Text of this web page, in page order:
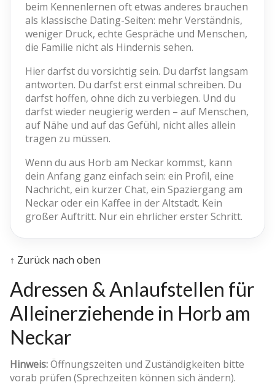
beim Kennenlernen oft etwas anderes brauchen
als klassische Dating-Seiten: mehr Verständnis,
weniger Druck, echte Gespräche und Menschen,
die Familie nicht als Hindernis sehen.
Hier darfst du vorsichtig sein. Du darfst langsam
antworten. Du darfst erst einmal schreiben. Du
darfst hoffen, ohne dich zu verbiegen. Und du
darfst wieder neugierig werden – auf Menschen,
auf Nähe und auf das Gefühl, nicht alles allein
tragen zu müssen.
Wenn du aus Horb am Neckar kommst, kann
dein Anfang ganz einfach sein: ein Profil, eine
Nachricht, ein kurzer Chat, ein Spaziergang am
Neckar oder ein Kaffee in der Altstadt. Kein
großer Auftritt. Nur ein ehrlicher erster Schritt.
↑ Zurück nach oben
Adressen & Anlaufstellen für
Alleinerziehende in Horb am
Neckar
Hinweis:Öffnungszeiten und Zuständigkeiten bitte
vorab prüfen (Sprechzeiten können sich ändern).